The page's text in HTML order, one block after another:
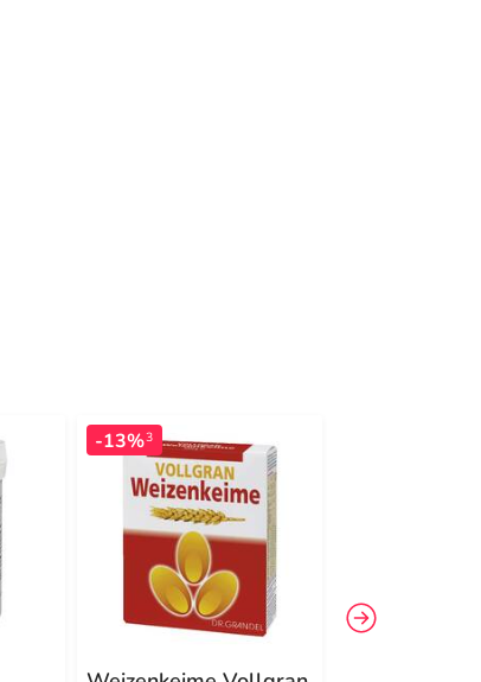
-13%3